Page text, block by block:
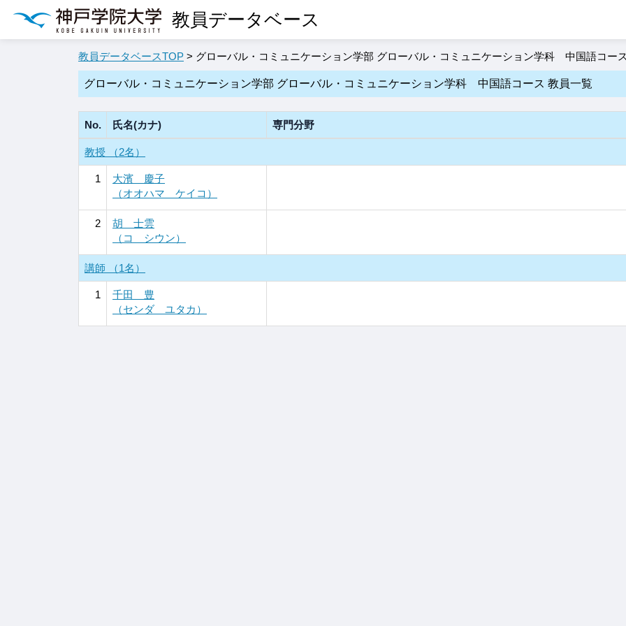
教員データベース
教員データベースTOP > グローバル・コミュニケーション学部 グローバル・コミュニケーション学科 中国語コース
グローバル・コミュニケーション学部 グローバル・コミュニケーション学科 中国語コース 教員一覧
No. 氏名(カナ) 専門分野
教授 （2名）
1
大濱 慶子
（オオハマ ケイコ）
2
胡 士雲
（コ シウン）
講師 （1名）
1
千田 豊
（センダ ユタカ）